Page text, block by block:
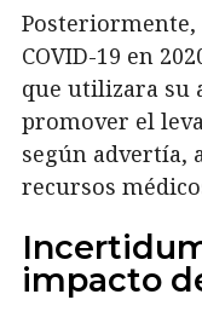
COVID-19 en
que utilizara su
promover el
según advertía,
recursos
impacto